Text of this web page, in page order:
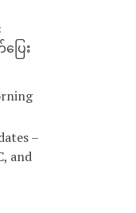
ြေး
–
and